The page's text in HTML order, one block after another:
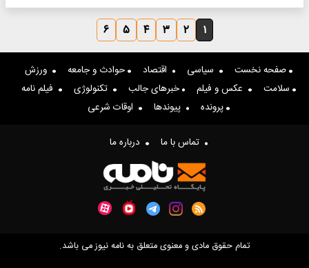
۱ ۲ ۳ ۴ ۵ ۶
صفحه نخست سیاسی اقتصاد حوادث و جامعه
ورزش
سلامت
عکس و فیلم خبرهای جالب تکنولوژی
فیلم نامه
پرونده
پیوندها اوقات شرعی
تماس با ما درباره ما
تمام حقوق مادی و معنوی متعلق به نامه نیوز می باشد.